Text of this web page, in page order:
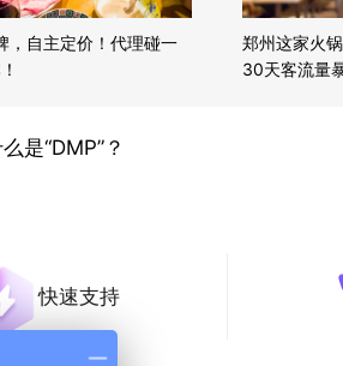
，自主定价！代理碰一
郑州这家火
30天客流量
是“DMP”？
快速支持